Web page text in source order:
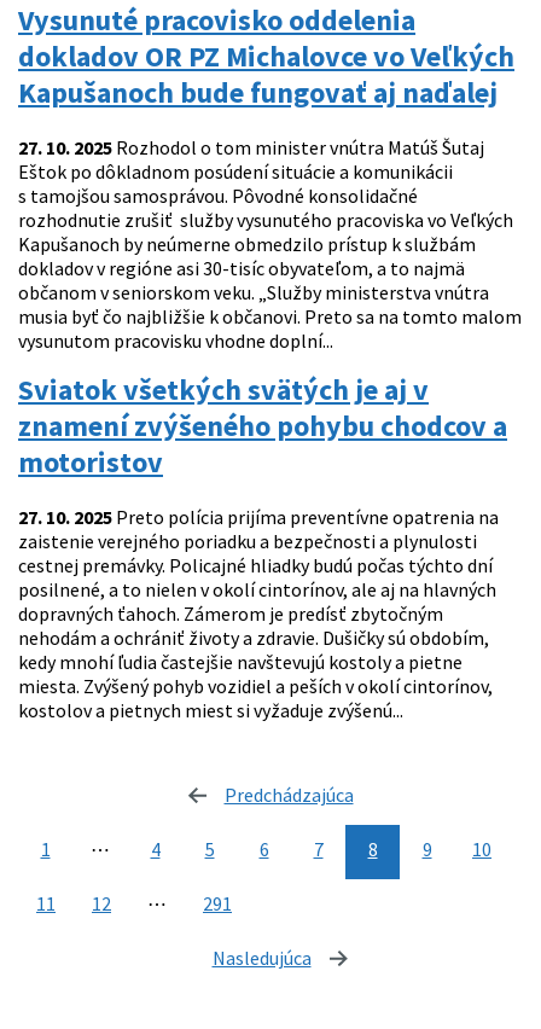
Vysunuté pracovisko oddelenia
dokladov OR PZ Michalovce vo Veľkých
Kapušanoch bude fungovať aj naďalej
27. 10. 2025 Rozhodol o tom minister vnútra Matúš Šutaj
Eštok po dôkladnom posúdení situácie a komunikácii
s tamojšou samosprávou. Pôvodné konsolidačné
rozhodnutie zrušiť služby vysunutého pracoviska vo Veľkých
Kapušanoch by neúmerne obmedzilo prístup k službám
dokladov v regióne asi 30-tisíc obyvateľom, a to najmä
občanom v seniorskom veku. „Služby ministerstva vnútra
musia byť čo najbližšie k občanovi. Preto sa na tomto malom
vysunutom pracovisku vhodne doplní...
Sviatok všetkých svätých je aj v
znamení zvýšeného pohybu chodcov a
motoristov
27. 10. 2025 Preto polícia prijíma preventívne opatrenia na
zaistenie verejného poriadku a bezpečnosti a plynulosti
cestnej premávky. Policajné hliadky budú počas týchto dní
posilnené, a to nielen v okolí cintorínov, ale aj na hlavných
dopravných ťahoch. Zámerom je predísť zbytočným
nehodám a ochrániť životy a zdravie. Dušičky sú obdobím,
kedy mnohí ľudia častejšie navštevujú kostoly a pietne
miesta. Zvýšený pohyb vozidiel a peších v okolí cintorínov,
kostolov a pietnych miest si vyžaduje zvýšenú...
Predchádzajúca
1 ⋯ 4 5 6 7 8 9 10
11 12 ⋯ 291
Nasledujúca stránka